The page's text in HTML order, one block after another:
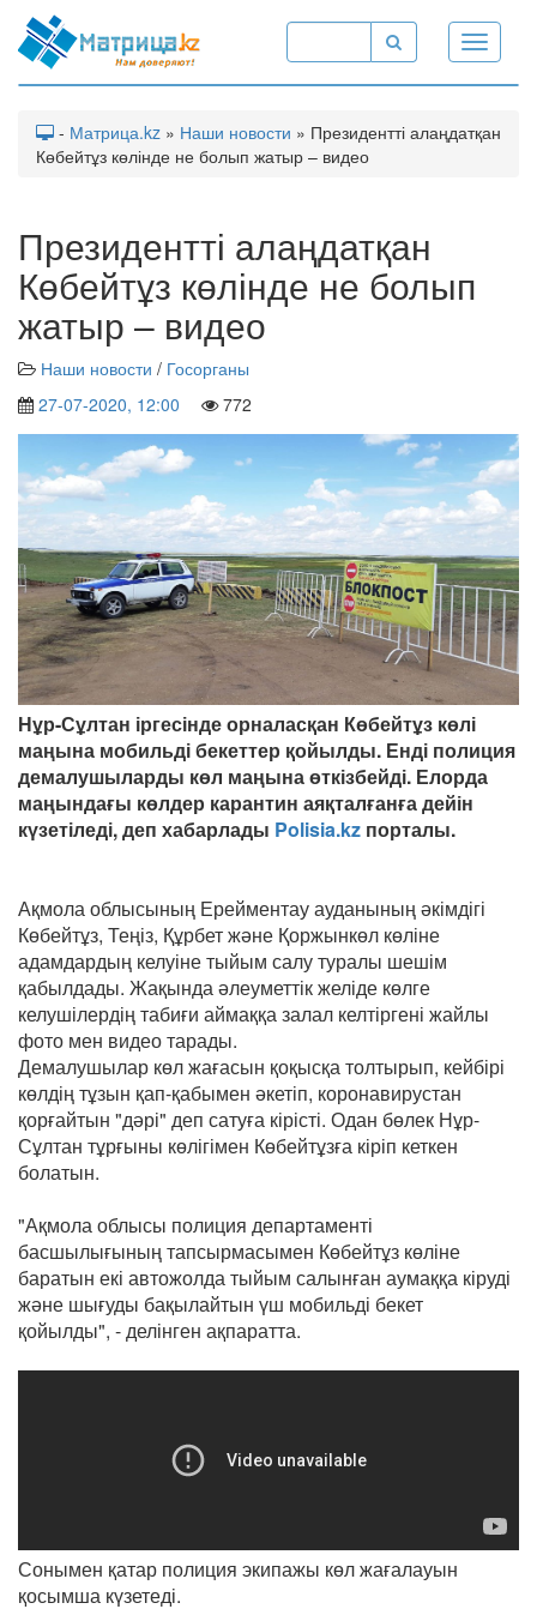
Toggle
- Матрица.kz » Наши новости » Президентті алаңдатқан
Көбейтұз көлінде не болып жатыр – видео
Президентті алаңдатқан
Көбейтұз көлінде не болып
жатыр – видео
Наши новости / Госорганы
27-07-2020, 12:00
772
Нұр-Сұлтан іргесінде орналасқан Көбейтұз көлі
маңына мобильді бекеттер қойылды. Енді полиция
демалушыларды көл маңына өткізбейді. Елорда
маңындағы көлдер карантин аяқталғанға дейін
күзетіледі, деп хабарлады Polisia.kz порталы.
Ақмола облысының Ерейментау ауданының әкімдігі
Көбейтұз, Теңіз, Құрбет және Қоржынкөл көліне
адамдардың келуіне тыйым салу туралы шешім
қабылдады. Жақында әлеуметтік желіде көлге
келушілердің табиғи аймаққа залал келтіргені жайлы
фото мен видео тарады.
Демалушылар көл жағасын қоқысқа толтырып, кейбірі
көлдің тұзын қап-қабымен әкетіп, коронавирустан
қорғайтын "дәрі" деп сатуға кірісті. Одан бөлек Нұр-
Сұлтан тұрғыны көлігімен Көбейтұзға кіріп кеткен
болатын.
"Ақмола облысы полиция департаменті
басшылығының тапсырмасымен Көбейтұз көліне
баратын екі автожолда тыйым салынған аумаққа кіруді
және шығуды бақылайтын үш мобильді бекет
қойылды", - делінген ақпаратта.
Сонымен қатар полиция экипажы көл жағалауын
қосымша күзетеді.